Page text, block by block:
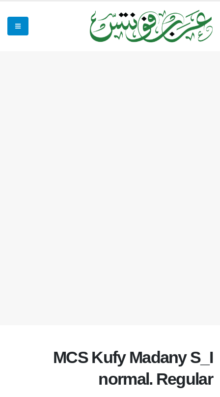
MCS Kufy Madany S_I
normal. Regular